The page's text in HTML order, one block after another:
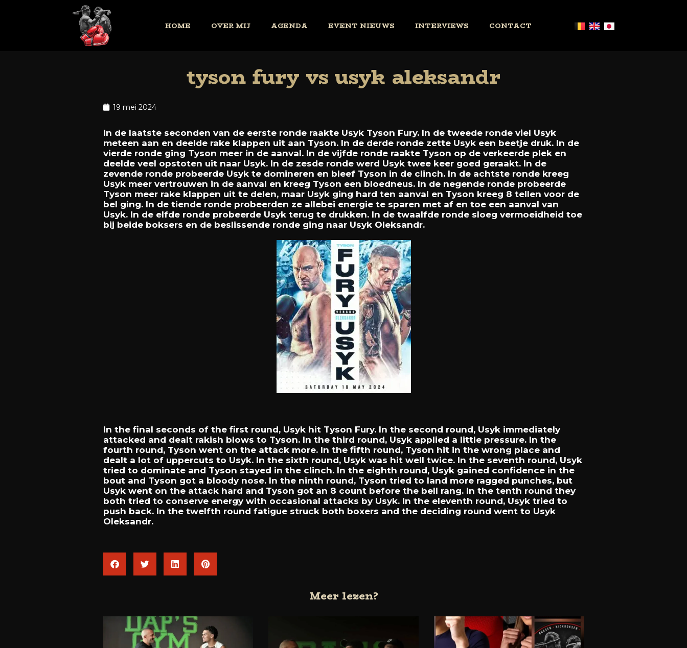
HOME OVER MIJ AGENDA EVENT NIEUWS INTERVIEWS CONTACT
tyson fury vs usyk aleksandr
19 mei 2024
In de laatste seconden van de eerste ronde raakte Usyk Tyson Fury. In de tweede ronde viel Usyk
meteen aan en deelde rake klappen uit aan Tyson. In de derde ronde zette Usyk een beetje druk. In de
vierde ronde ging Tyson meer in de aanval. In de vijfde ronde raakte Tyson op de verkeerde plek en
deelde veel opstoten uit naar Usyk. In de zesde ronde werd Usyk twee keer goed geraakt. In de
zevende ronde probeerde Usyk te domineren en bleef Tyson in de clinch. In de achtste ronde kreeg
Usyk meer vertrouwen in de aanval en kreeg Tyson een bloedneus. In de negende ronde probeerde
Tyson meer rake klappen uit te delen, maar Usyk ging hard ten aanval en Tyson kreeg 8 tellen voor de
bel ging. In de tiende ronde probeerden ze allebei energie te sparen met af en toe een aanval van
Usyk. In de elfde ronde probeerde Usyk terug te drukken. In de twaalfde ronde sloeg vermoeidheid toe
bij beide boksers en de beslissende ronde ging naar Usyk Oleksandr.
In the final seconds of the first round, Usyk hit Tyson Fury. In the second round, Usyk immediately
attacked and dealt rakish blows to Tyson. In the third round, Usyk applied a little pressure. In the
fourth round, Tyson went on the attack more. In the fifth round, Tyson hit in the wrong place and
dealt a lot of uppercuts to Usyk. In the sixth round, Usyk was hit well twice. In the seventh round, Usyk
tried to dominate and Tyson stayed in the clinch. In the eighth round, Usyk gained confidence in the
bout and Tyson got a bloody nose. In the ninth round, Tyson tried to land more ragged punches, but
Usyk went on the attack hard and Tyson got an 8 count before the bell rang. In the tenth round they
both tried to conserve energy with occasional attacks by Usyk. In the eleventh round, Usyk tried to
push back. In the twelfth round fatigue struck both boxers and the deciding round went to Usyk
Oleksandr.
Meer lezen?